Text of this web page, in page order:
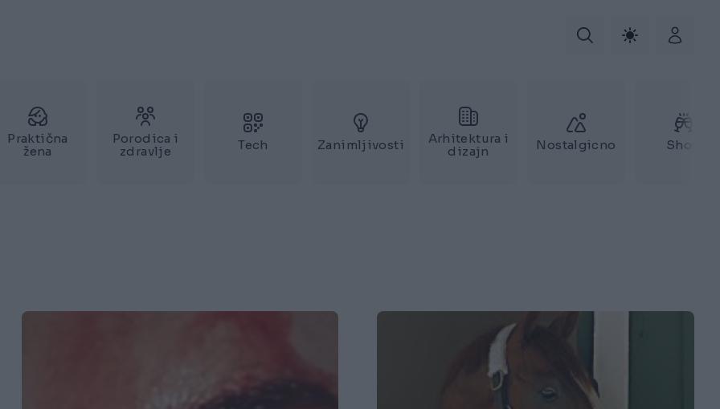
Praktična
žena
Porodica i
zdravlje
Tech Zanimljivosti
Arhitektura i
dizajn
Nostalgicno Show